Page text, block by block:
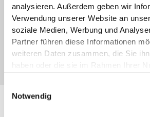
analysieren. Außerdem geben wir
Verwendung unserer Website an
soziale Medien, Werbung und
Partner führen diese Informationen
weiteren Daten zusammen, die Sie
haben oder die sie im Rahmen Ihrer
Notwendig
MEHR »
18. November 2025 Keine Kommentare